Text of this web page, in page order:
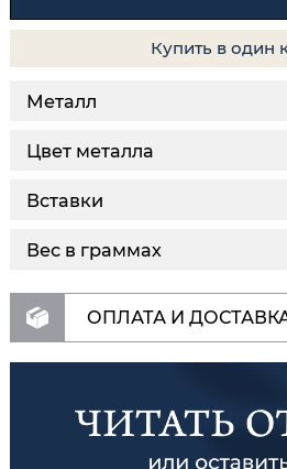
Купить в один
Металл
Цвет металла
Вставки
Вес в граммах
ОПЛАТА И